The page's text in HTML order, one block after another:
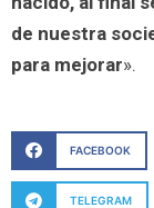
de nuestra
para mejorar».
FACEBOOK
TELEGRAM